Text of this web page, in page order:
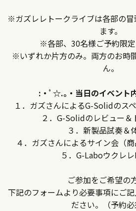
※ガズレレトークライブは各部の
ます。
※各部、30名様ご予約限定
※いずれか片方のみ。両方のお時
ん。
:・ﾟ☆.｡・当日のイベント
１．ガズさんによるG-Solidのス
２．G-Solidのレビュー＆
３．新製品試奏＆
４．ガズさんによるサイン会（商
５．G-Laboウクレ
ご参加をご希望の
下記のフォームより必要事項にご
ださい。（予約必